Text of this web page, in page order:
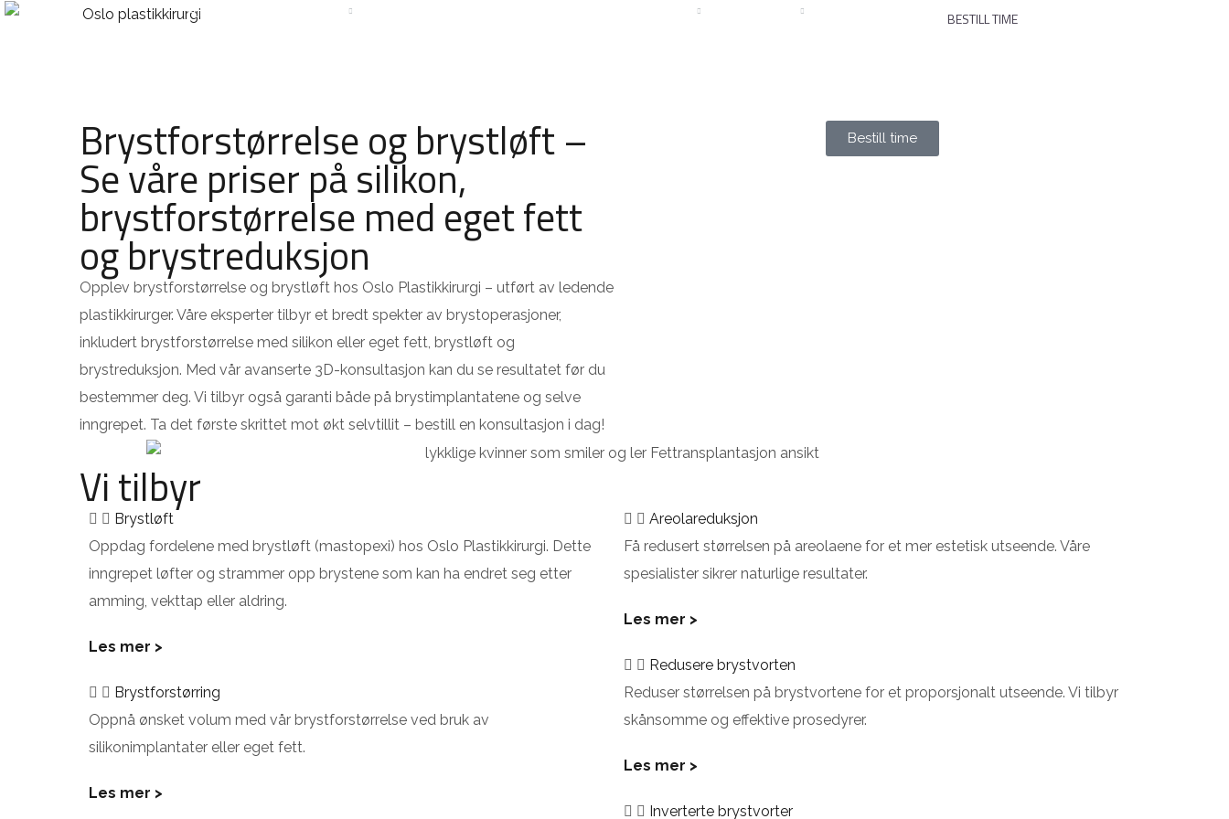
HJEM BESTILL TIME
Brystforstørrelse og brystløft –
Se våre priser på silikon,
brystforstørrelse med eget fett
og brystreduksjon
Opplev brystforstørrelse og brystløft hos Oslo Plastikkirurgi – utført av ledende
plastikkirurger. Våre eksperter tilbyr et bredt spekter av brystoperasjoner,
inkludert brystforstørrelse med silikon eller eget fett, brystløft og
brystreduksjon. Med vår avanserte 3D-konsultasjon kan du se resultatet før du
bestemmer deg. Vi tilbyr også garanti både på brystimplantatene og selve
inngrepet. Ta det første skrittet mot økt selvtillit – bestill en konsultasjon i dag!
Bestill time
Vi tilbyr
Brystløft
Oppdag fordelene med brystløft (mastopexi) hos Oslo Plastikkirurgi. Dette
inngrepet løfter og strammer opp brystene som kan ha endret seg etter
amming, vekttap eller aldring.
Les mer >
Brystforstørring
Oppnå ønsket volum med vår brystforstørrelse ved bruk av
silikonimplantater eller eget fett.
Les mer >
Areolareduksjon
Få redusert størrelsen på areolaene for et mer estetisk utseende. Våre
spesialister sikrer naturlige resultater.
Les mer >
Redusere brystvorten
Reduser størrelsen på brystvortene for et proporsjonalt utseende. Vi tilbyr
skånsomme og effektive prosedyrer.
Les mer >
Inverterte brystvorter